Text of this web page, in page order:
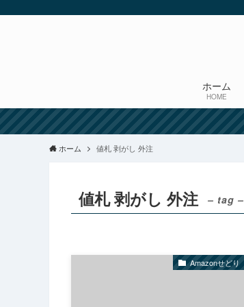
ホーム
HOME
ホーム 値札 剥がし 外注
値札 剥がし 外注 – tag –
Amazonせどり